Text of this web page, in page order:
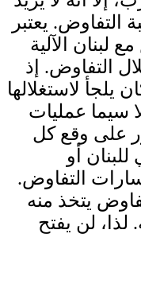
التفاوض. يعتبر
لبنان الآلية
التفاوض. إذ
يلجأ لاستغلالها
سيما عمليات
على وقع كل
أو
التفاوض.
يتخذ منه
لذا، لن يفتح